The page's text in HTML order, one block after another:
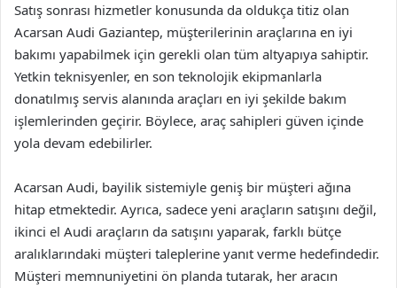
Satış sonrası hizmetler konusunda da oldukça titiz olan
Acarsan Audi Gaziantep, müşterilerinin araçlarına en iyi
bakımı yapabilmek için gerekli olan tüm altyapıya sahiptir.
Yetkin teknisyenler, en son teknolojik ekipmanlarla
donatılmış servis alanında araçları en iyi şekilde bakım
işlemlerinden geçirir. Böylece, araç sahipleri güven içinde
yola devam edebilirler.
Acarsan Audi, bayilik sistemiyle geniş bir müşteri ağına
hitap etmektedir. Ayrıca, sadece yeni araçların satışını değil,
ikinci el Audi araçların da satışını yaparak, farklı bütçe
aralıklarındaki müşteri taleplerine yanıt verme hedefindedir.
Müşteri memnuniyetini ön planda tutarak, her aracın